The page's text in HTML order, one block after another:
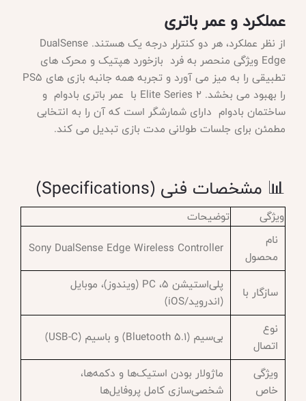
عملکرد و عمر باتری
از نظر عملکرد، هر دو کنترلر درجه یک هستند . DualSense
Edge ویژگی منحصر به فرد بازخورد هپتیک و محرک های
تطبیقی را به میز می آورد و تجربه همه جانبه بازی های PS5
را بهبود می بخشد. Elite Series 2 با عمر باتری بادوام و
ساختمان بادوام دارای شمارشگر است که آن را به انتخابی
مطمئن برای جلسات طولانی مدت بازی تبدیل می کند.
📊 مشخصات فنی (Specifications)
ویژگی
توضیحات
نام
محصول
Sony DualSense Edge Wireless Controller
سازگار با
پلی‌استیشن ۵، PC (ویندوز)، موبایل
(اندروید/iOS)
نوع
اتصال
بی‌سیم (Bluetooth 5.1) و باسیم (USB-C)
ویژگی
خاص
ماژولار بودن استیک‌ها و دکمه‌ها،
شخصی‌سازی کامل پروفایل‌ها